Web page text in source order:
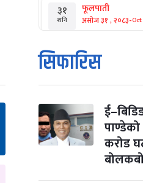
३१
शनि
फूलपाती
असोज ३१ , २०८३-Oct
१
आइत
कार्तिक सङ्क्रान्ति
कार्तिक १, २०८३
मंगल कार्तिक ३, २०८३-Oct
४ विजयादशमी
कार्तिक ४, २०८३-
पापा‌ङ्कुशा एकादशी
सिफारिस
करोड